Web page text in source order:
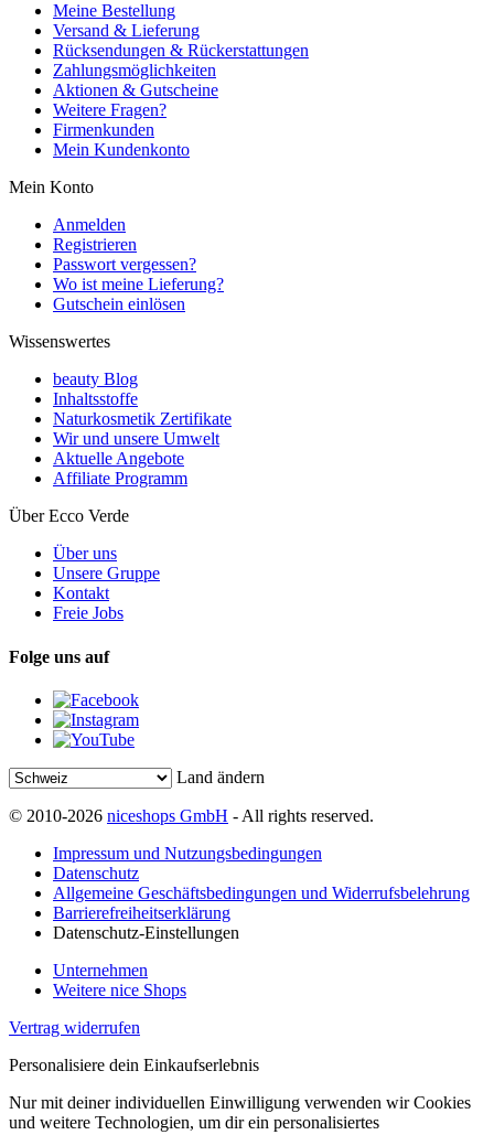
Meine Bestellung
Versand & Lieferung
Rücksendungen & Rückerstattungen
Zahlungsmöglichkeiten
Aktionen & Gutscheine
Weitere Fragen?
Firmenkunden
Mein Kundenkonto
Mein Konto
Anmelden
Registrieren
Passwort vergessen?
Wo ist meine Lieferung?
Gutschein einlösen
Wissenswertes
beauty Blog
Inhaltsstoffe
Naturkosmetik Zertifikate
Wir und unsere Umwelt
Aktuelle Angebote
Affiliate Programm
Über Ecco Verde
Über uns
Unsere Gruppe
Kontakt
Freie Jobs
Folge uns auf
Land ändern
© 2010-2026 niceshops GmbH - All rights reserved.
Impressum und Nutzungsbedingungen
Datenschutz
Allgemeine Geschäftsbedingungen und Widerrufsbelehrung
Barrierefreiheitserklärung
Datenschutz-Einstellungen
Unternehmen
Weitere nice Shops
Vertrag widerrufen
Personalisiere dein Einkaufserlebnis
Nur mit deiner individuellen Einwilligung verwenden wir Cookies
und weitere Technologien, um dir ein personalisiertes